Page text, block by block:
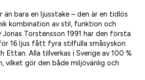
än bara en ljusstake – den är en tidlös
kombination av stil, funktion och
Jonas Torstensson 1991 har den första
16 ljus fått fyra stilfulla småsyskon:
Ettan. Alla tillverkas i Sverige av 100 %
vilket gör den både miljövänlig och